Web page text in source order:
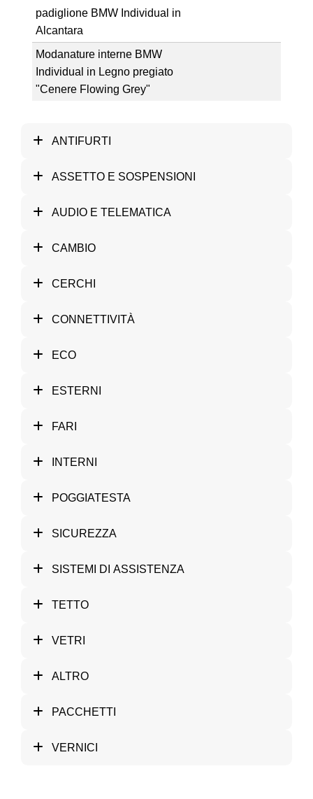
padiglione BMW Individual in
Alcantara
Modanature interne BMW
Individual in Legno pregiato
"Cenere Flowing Grey"
ANTIFURTI
ASSETTO E SOSPENSIONI
AUDIO E TELEMATICA
CAMBIO
CERCHI
CONNETTIVITÀ
ECO
ESTERNI
FARI
INTERNI
POGGIATESTA
SICUREZZA
SISTEMI DI ASSISTENZA
TETTO
VETRI
ALTRO
PACCHETTI
VERNICI